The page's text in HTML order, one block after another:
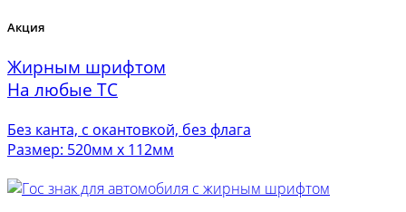
Акция
Жирным шрифтом
На любые ТС
Без канта, с окантовкой, без флага
Размер: 520мм х 112мм